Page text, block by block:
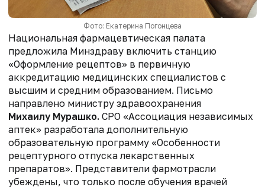
Фото: Екатерина Погонцева
Национальная фармацевтическая палата
предложила Минздраву включить станцию
«Оформление рецептов» в первичную
аккредитацию медицинских специалистов с
высшим и средним образованием. Письмо
направлено министру здравоохранения
Михаилу Мурашко. СРО «Ассоциация независимых
аптек» разработала дополнительную
образовательную программу «Особенности
рецептурного отпуска лекарственных
препаратов». Представители фармотрасли
убеждены, что только после обучения врачей